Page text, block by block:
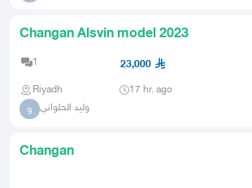
Changan Alsvin model 2023
1 23,000
Riyadh 17 hr. ago
و وليد الحلواني
Changan